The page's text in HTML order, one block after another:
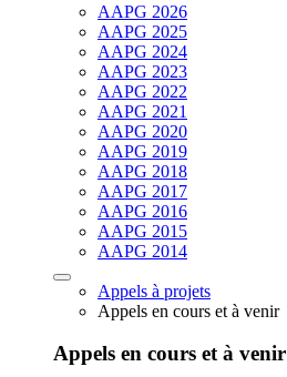
AAPG 2026
AAPG 2025
AAPG 2024
AAPG 2023
AAPG 2022
AAPG 2021
AAPG 2020
AAPG 2019
AAPG 2018
AAPG 2017
AAPG 2016
AAPG 2015
AAPG 2014
Appels à projets
Appels en cours et à venir
Appels en cours et à venir